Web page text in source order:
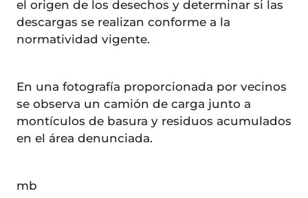
el origen de los desechos y determinar si las
descargas se realizan conforme a la
normatividad vigente.
En una fotografía proporcionada por vecinos
se observa un camión de carga junto a
montículos de basura y residuos acumulados
en el área denunciada.
mb